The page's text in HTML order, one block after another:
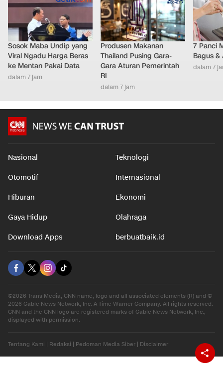
Sosok Maba Undip yang
Viral Ngadu Harga Beras
ke Mentan Pakai Data
dalam 7 jam
Produsen Makanan
Thailand Pusing Gara-
Gara Aturan Pemerintah
RI
dalam 7 jam
7 Panci
Bagus &
dalam 7
Nasional Teknologi
Otomotif Internasional
Hiburan Ekonomi
Gaya Hidup Olahraga
Download Apps berbuatbaik.id
©2026 Trans Media, CNN name, logo and all associated elements (R) and ©
2026 Cable News Network, Inc. A Time Warner Company. All rights reserved.
CNN and the CNN logo are registered marks of Cable News Network, Inc.,
displayed with permission.
Tentang Kami | Redaksi | Pedoman Media Siber | Disclaimer